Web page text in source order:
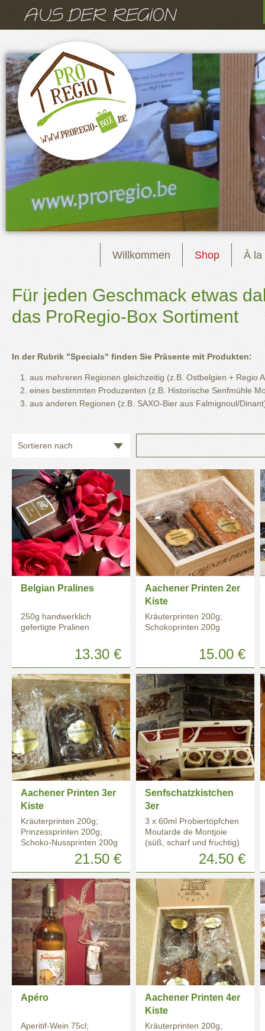
Willkommen Shop À la
Für jeden Geschmack etwas
das ProRegio-Box Sortiment
In der Rubrik "Specials" finden Sie Präsente mit Produkten:
aus mehreren Regionen gleichzeitig (z.B. Ostbelgien + Regio
eines bestimmten Produzenten (z.B. Historische Senfmühle
aus anderen Regionen (z.B. SAXO-Bier aus Falmignoul/
Sortieren nach
Belgian Pralines
250g handwerklich
gefertigte Pralinen
13.30 €
Aachener Printen 2er
Kiste
Kräuterprinten 200g;
Schokoprinten 200g
15.00 €
Aachener Printen 3er
Kiste
Kräuterprinten 200g;
Prinzessprinten 200g;
Schoko-Nussprinten 200g
21.50 €
Senfschatzkistchen
3er
3 x 60ml Probiertöpfchen
Moutarde de Montjoie
(süß, scharf und fruchtig)
24.50 €
Apéro
Aperitif-Wein 75cl;
Aachener Printen 4er
Kiste
Kräuterprinten 200g;